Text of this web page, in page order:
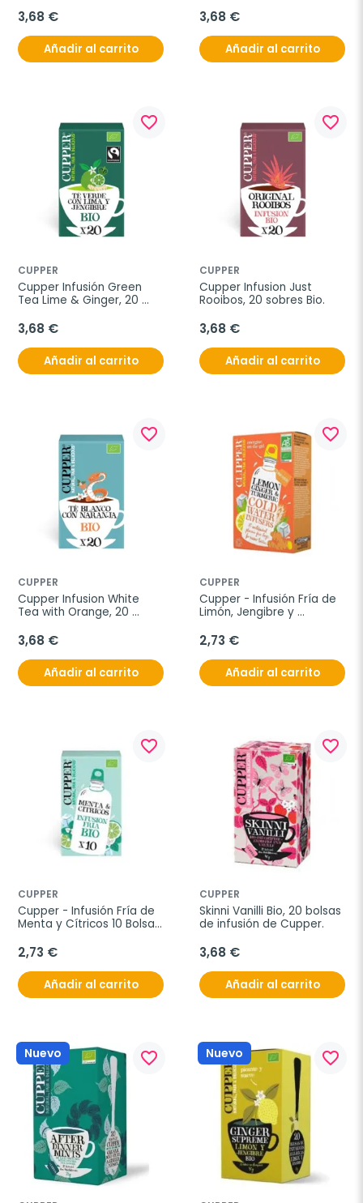
3,68 €
Añadir al carrito
3,68 €
Añadir al carrito
favorite_border
CUPPER
Cupper Infusión Green
Tea Lime & Ginger, 20
3,68 €
Añadir al carrito
favorite_border
CUPPER
Cupper Infusion Just
Rooibos, 20 sobres Bio.
3,68 €
Añadir al carrito
favorite_border
CUPPER
Cupper Infusion White
Tea with Orange, 20
3,68 €
Añadir al carrito
favorite_border
CUPPER
Cupper - Infusión Fría de
Limón, Jengibre y
- sobres
2,73 €
Añadir al carrito
favorite_border
CUPPER
Cupper - Infusión Fría de
Menta y Cítricos 10 Bolsas
2,73 €
Añadir al carrito
favorite_border
CUPPER
Skinni Vanilli Bio, 20 bolsas
de infusión de Cupper.
3,68 €
Añadir al carrito
Nuevo favorite_border Nuevo favorite_border